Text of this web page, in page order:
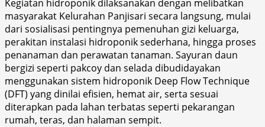
Kegiatan hidroponik dilaksanakan dengan melibatkan
masyarakat Kelurahan Panjisari secara langsung, mulai
dari sosialisasi pentingnya pemenuhan gizi keluarga,
perakitan instalasi hidroponik sederhana, hingga proses
penanaman dan perawatan tanaman. Sayuran daun
bergizi seperti pakcoy dan selada dibudidayakan
menggunakan sistem hidroponik Deep Flow Technique
(DFT) yang dinilai efisien, hemat air, serta sesuai
diterapkan pada lahan terbatas seperti pekarangan
rumah, teras, dan halaman sempit.